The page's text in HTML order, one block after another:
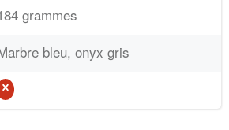
grammes
bleu, onyx gris